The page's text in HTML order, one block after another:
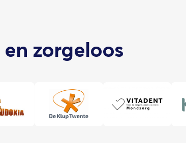
zorgeloos